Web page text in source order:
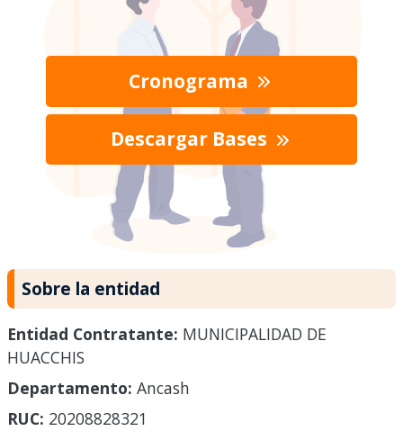
Cronograma
Descargar Bases
Sobre la entidad
Entidad Contratante: MUNICIPALIDAD DE
HUACCHIS
Departamento: Ancash
RUC: 20208828321